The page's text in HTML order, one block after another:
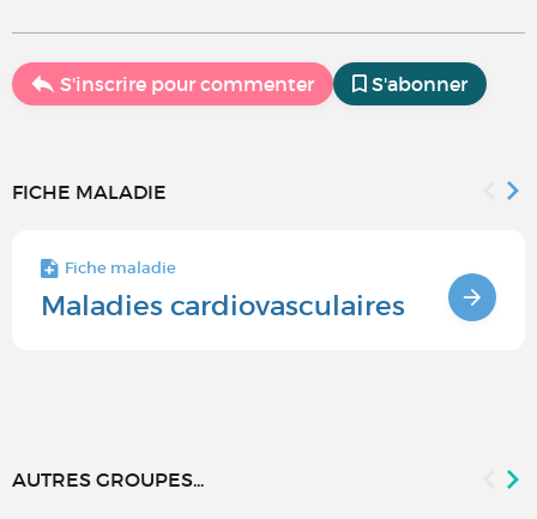
S'inscrire pour commenter S'abonner
FICHE MALADIE
Fiche maladie
Maladies cardiovasculaires
AUTRES GROUPES...